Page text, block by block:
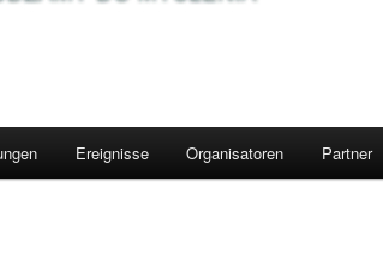
Ereignisse Organisatoren Partner